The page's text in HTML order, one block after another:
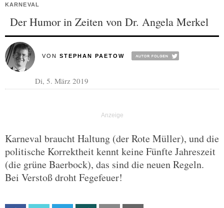
KARNEVAL
Der Humor in Zeiten von Dr. Angela Merkel
VON STEPHAN PAETOW
Di, 5. März 2019
Karneval braucht Haltung (der Rote Müller), und die
politische Korrektheit kennt keine Fünfte Jahreszeit
(die grüne Baerbock), das sind die neuen Regeln.
Bei Verstoß droht Fegefeuer!